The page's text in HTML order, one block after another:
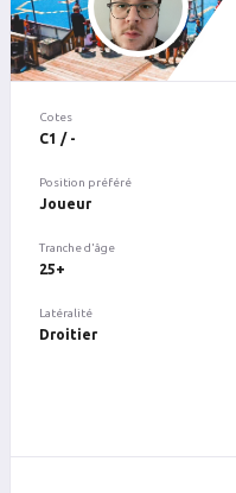
Cotes
C1 / -
Position préféré
Joueur
Tranche d'âge
25+
Latéralité
Droitier